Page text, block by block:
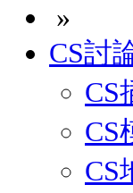
»
CS討
CS
CS
CS